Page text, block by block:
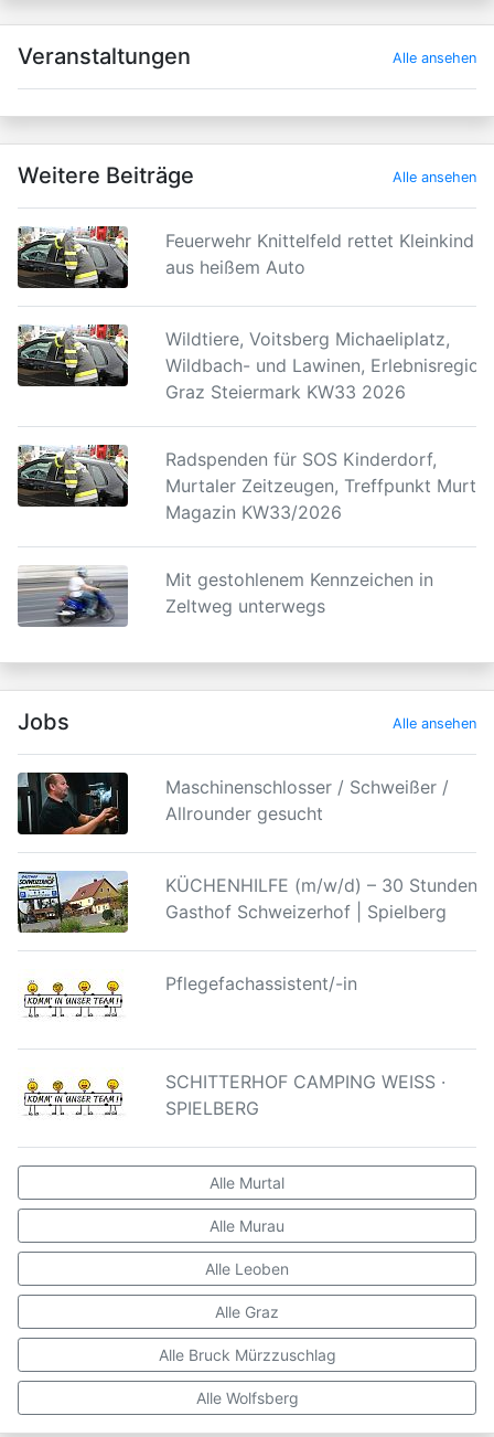
×
Veranstaltungen Alle ansehen
Weitere Beiträge Alle ansehen
Feuerwehr Knittelfeld rettet Kleinkind
aus heißem Auto
Wildtiere, Voitsberg Michaeliplatz,
Wildbach- und Lawinen, Erlebnisregion
Graz Steiermark KW33 2026
Radspenden für SOS Kinderdorf,
Murtaler Zeitzeugen, Treffpunkt Murtal
Magazin KW33/2026
Mit gestohlenem Kennzeichen in
Zeltweg unterwegs
Jobs Alle ansehen
Maschinenschlosser / Schweißer /
Allrounder gesucht
KÜCHENHILFE (m/w/d) – 30 Stunden |
Gasthof Schweizerhof | Spielberg
Pflegefachassistent/-in
SCHITTERHOF CAMPING WEISS ·
SPIELBERG
Alle Murtal
Alle Murau
Alle Leoben
Alle Graz
Alle Bruck Mürzzuschlag
Alle Wolfsberg